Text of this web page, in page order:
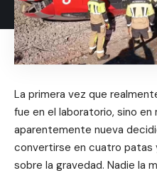
La primera vez que
fue en el laboratorio, sino en
aparentemente nueva
convertirse en cuatro patas
sobre la gravedad. Nadie la